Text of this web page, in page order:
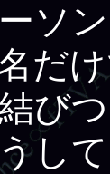
ソ
だ
び
して